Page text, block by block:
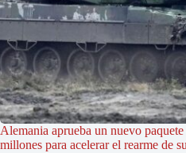
Alemania aprueba un nuevo
millones para acelerar el rearme de